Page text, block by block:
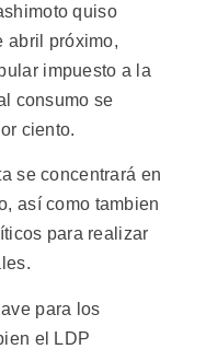
quiso
abril próximo,
impuesto a la
consumo se
ciento.
se concentrará en
así como tambien
para realizar
para los
el LDP